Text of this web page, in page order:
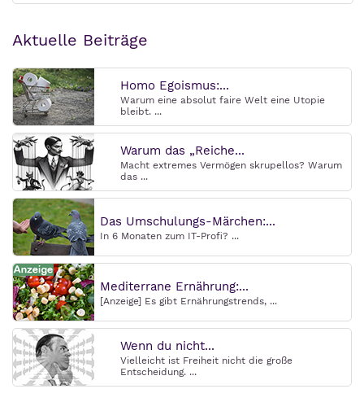
Aktuelle Beiträge
Homo Egoismus:...
Warum eine absolut faire Welt eine Utopie
bleibt. ...
Warum das „Reiche...
Macht extremes Vermögen skrupellos? Warum
das ...
Das Umschulungs-Märchen:...
In 6 Monaten zum IT-Profi? ...
Mediterrane Ernährung:...
[Anzeige] Es gibt Ernährungstrends, ...
Wenn du nicht...
Vielleicht ist Freiheit nicht die große
Entscheidung. ...